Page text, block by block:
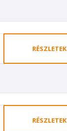
RÉSZLETEK
RÉSZLETEK